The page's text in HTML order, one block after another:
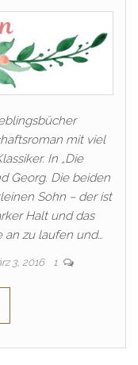
mit viel
In „Die
Georg. Die beiden
Sohn – der ist
Halt und das
zu laufen und…
3, 2016 1